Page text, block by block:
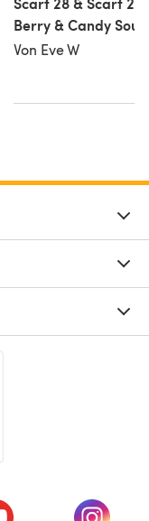
Berry & Candy
Von Eve W
neuen Tab)
sich in einem
(öffnet